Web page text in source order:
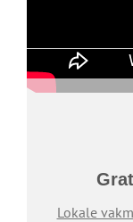
Lokale